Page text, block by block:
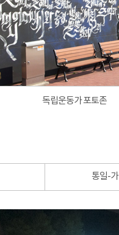
독립운동가 포토존
통일-가